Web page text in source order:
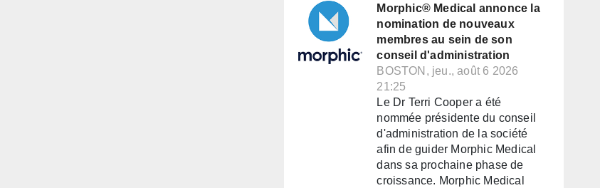
Morphic® Medical annonce la
nomination de nouveaux
membres au sein de son
conseil d'administration
BOSTON, jeu., août 6 2026
21:25
Le Dr Terri Cooper a été
nommée présidente du conseil
d'administration de la société
afin de guider Morphic Medical
dans sa prochaine phase de
croissance. Morphic Medical